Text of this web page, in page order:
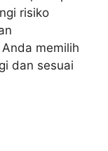
risiko
memilih
dan sesuai